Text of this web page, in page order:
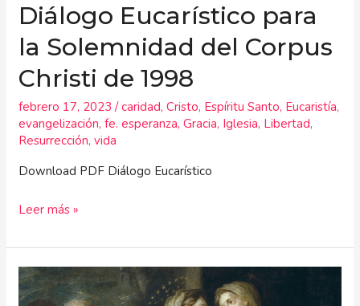
Diálogo Eucarístico para
la Solemnidad del Corpus
Christi de 1998
febrero 17, 2023/caridad,Cristo, Espíritu Santo, Eucaristía,
evangelización,fe. esperanza,Gracia, Iglesia, Libertad,
Resurrección,vida
Download PDF Diálogo Eucarístico
Leer más »
Modelo
perfecta